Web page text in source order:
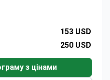
MTQUA для
передові методи
Flash-CT та ПЕТ-
до звичної
153 USD
250 USD
з цінами